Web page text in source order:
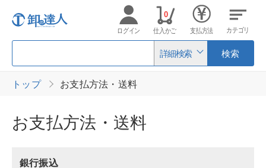
詳細検索 検索
ログイン 仕入かご
0
支払方法 カテゴリ
トップ お支払方法・送料
お支払方法・送料
銀行振込